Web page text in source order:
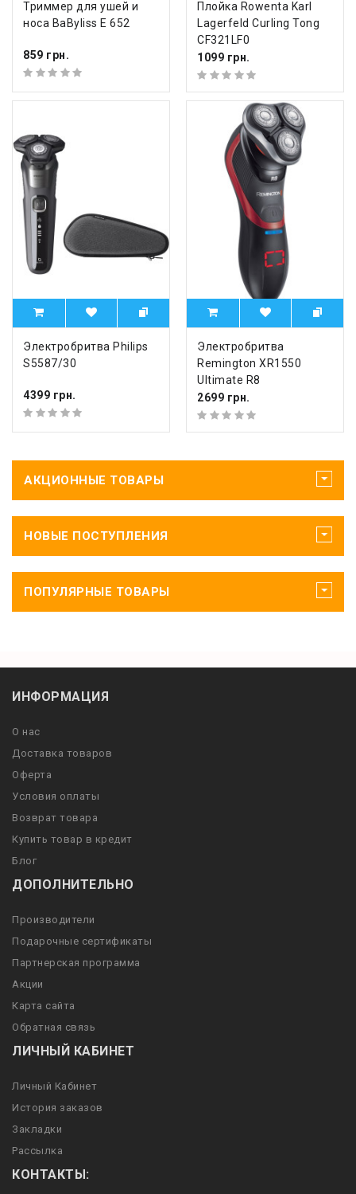
Триммер для ушей и
носа BaByliss E 652
859 грн.
Плойка Rowenta Karl
Lagerfeld Curling Tong
CF321LF0
1099 грн.
Электробритва Philips
S5587/30
4399 грн.
Электробритва
Remington XR1550
Ultimate R8
2699 грн.
АКЦИОННЫЕ ТОВАРЫ
НОВЫЕ ПОСТУПЛЕНИЯ
ПОПУЛЯРНЫЕ ТОВАРЫ
ИНФОРМАЦИЯ
О нас
Доставка товаров
Оферта
Условия оплаты
Возврат товара
Купить товар в кредит
Блог
ДОПОЛНИТЕЛЬНО
Производители
Подарочные сертификаты
Партнерская программа
Акции
Карта сайта
Обратная связь
ЛИЧНЫЙ КАБИНЕТ
Личный Кабинет
История заказов
Закладки
Рассылка
КОНТАКТЫ: